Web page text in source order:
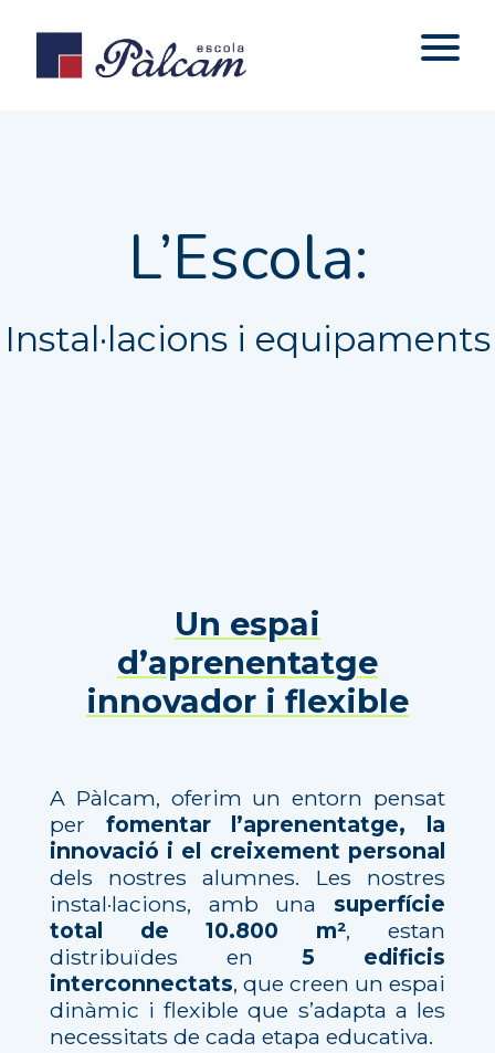
L’Escola:
Instal·lacions i equipaments
Un espai
d’aprenentatge
innovador i flexible
A Pàlcam, oferim un entorn pensat
per fomentar l’aprenentatge, la
innovació i el creixement personal
dels nostres alumnes. Les nostres
instal·lacions, amb una superfície
total de 10.800 m², estan
distribuïdes en5 edificis
interconnectats, que creen un espai
dinàmic i flexible que s’adapta a les
necessitats de cada etapa educativa.